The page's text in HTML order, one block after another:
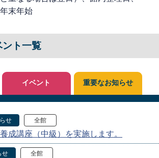
末年始
ント一覧
せ 全館
成講座（中級）を実施します。
せ 全館
イベント 重要なお知らせ